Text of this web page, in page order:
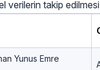
takip edilmesi
Yunus Emre